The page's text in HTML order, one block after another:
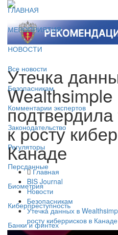
ГЛАВНАЯ
МЕРОПРИЯТИЯ
НОВОСТИ
Все новости
Безопасникам
Комментарии экспертов
Законодательство
Регуляторы
Персданные
Биометрия
Киберпреступность
Банки и финтех
Утечка
Wealthsimple
к росту
Канаде
Главная
BIS Journal
Новости
Безопасникам
Утечка данных в
росту киберрисков в Канаде